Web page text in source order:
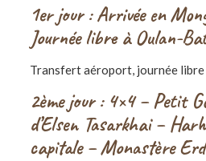
1er jour : Arrivée en
Journée libre à Oulan-
Transfert aéroport, journée libre
2ème jour : 4×4 – Petit
d’Elsen Tasarkhai –
capitale – Monastère